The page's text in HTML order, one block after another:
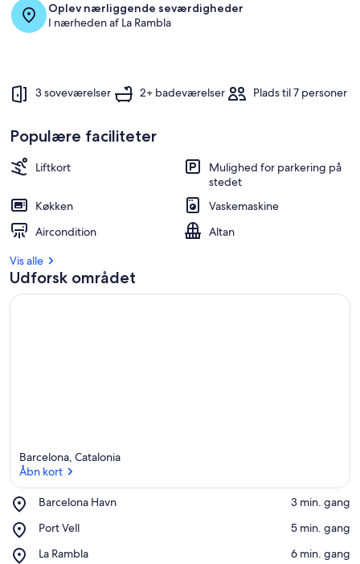
Oplev nærliggende seværdigheder
I nærheden af La Rambla
3 soveværelser 2+ badeværelser Plads til 7 personer
Populære faciliteter
Liftkort
Mulighed for parkering på
stedet
Køkken
Vaskemaskine
Aircondition
Altan
Vis alle
Udforsk området
Barcelona, Catalonia
Åbn kort
Barcelona Havn
Place,
Havn
‪3 min. gang‬
Port Vell
Place,
Vell
‪5 min. gang‬
La Rambla
Place,
‪6 min. gang‬